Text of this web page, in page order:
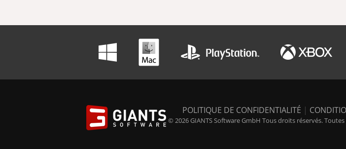
POLITIQUE DE CONFIDENTIALITÉ |
© 2026 GIANTS Software GmbH Tous droits réservés.